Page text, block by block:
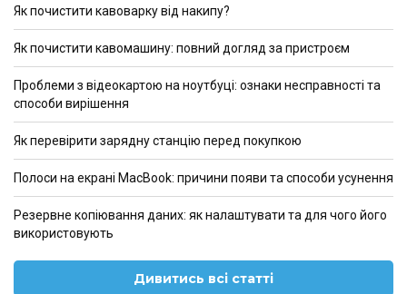
Як почистити кавоварку від накипу?
Як почистити кавомашину: повний догляд за пристроєм
Проблеми з відеокартою на ноутбуці: ознаки несправності та
способи вирішення
Як перевірити зарядну станцію перед покупкою
Полоси на екрані MacBook: причини появи та способи усунення
Резервне копіювання даних: як налаштувати та для чого його
використовують
Дивитись всі статті